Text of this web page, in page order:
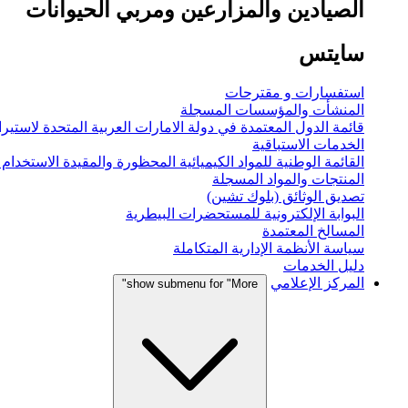
الصيادين والمزارعين ومربي الحيوانات
سايتس
استفسارات و مقترحات
المنشأت والمؤسسات المسجلة
قائمة الدول المعتمدة في دولة الامارات العربية المتحدة
الخدمات الاستباقية
القائمة الوطنية للمواد الكيميائية المحظورة والمقيدة
المنتجات والمواد المسجلة
تصديق الوثائق (بلوك تشين)
البوابة الإلكترونية للمستحضرات البيطرية
المسالخ المعتمدة
سياسة الأنظمة الإدارية المتكاملة
دليل الخدمات
المركز الإعلامي
show submenu for "More"